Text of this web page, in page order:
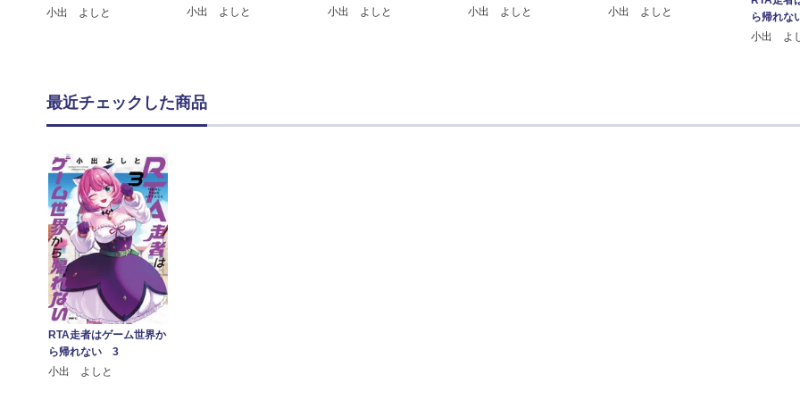
小出 よしと
小出 よしと
小出 よしと
小出 よしと
小出 よしと
ら帰れな
小出 よ
最近チェックした商品
RTA走者はゲーム世界か
ら帰れない 3
小出 よしと